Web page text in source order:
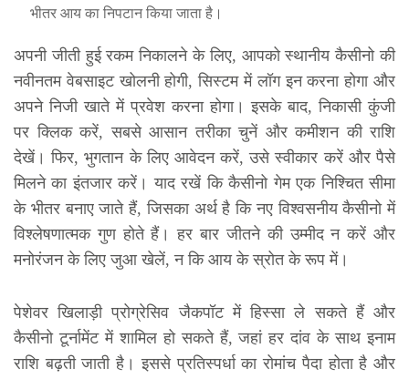
भीतर आय का निपटान किया जाता है।
अपनी जीती हुई रकम निकालने के लिए, आपको स्थानीय कैसीनो की
नवीनतम वेबसाइट खोलनी होगी, सिस्टम में लॉग इन करना होगा और
अपने निजी खाते में प्रवेश करना होगा। इसके बाद, निकासी कुंजी
पर क्लिक करें, सबसे आसान तरीका चुनें और कमीशन की राशि
देखें। फिर, भुगतान के लिए आवेदन करें, उसे स्वीकार करें और पैसे
मिलने का इंतजार करें। याद रखें कि कैसीनो गेम एक निश्चित सीमा
के भीतर बनाए जाते हैं, जिसका अर्थ है कि नए विश्वसनीय कैसीनो में
विश्लेषणात्मक गुण होते हैं। हर बार जीतने की उम्मीद न करें और
मनोरंजन के लिए जुआ खेलें, न कि आय के स्रोत के रूप में।
पेशेवर खिलाड़ी प्रोग्रेसिव जैकपॉट में हिस्सा ले सकते हैं और
कैसीनो टूर्नामेंट में शामिल हो सकते हैं, जहां हर दांव के साथ इनाम
राशि बढ़ती जाती है। इससे प्रतिस्पर्धा का रोमांच पैदा होता है और